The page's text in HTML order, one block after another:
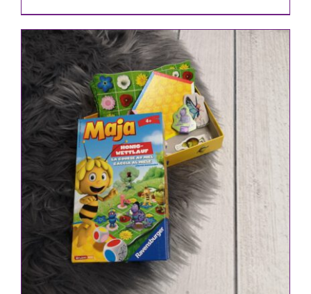
IN DEN WARENKORB / DETAILS
Preis
war:
3,90 €
Preis